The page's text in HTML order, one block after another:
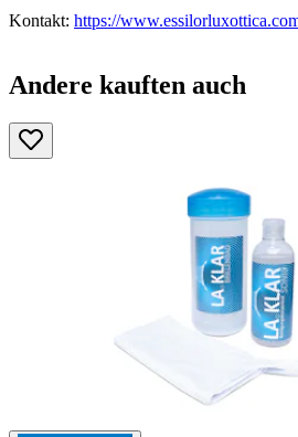
Kontakt: https://
Andere kauften auch